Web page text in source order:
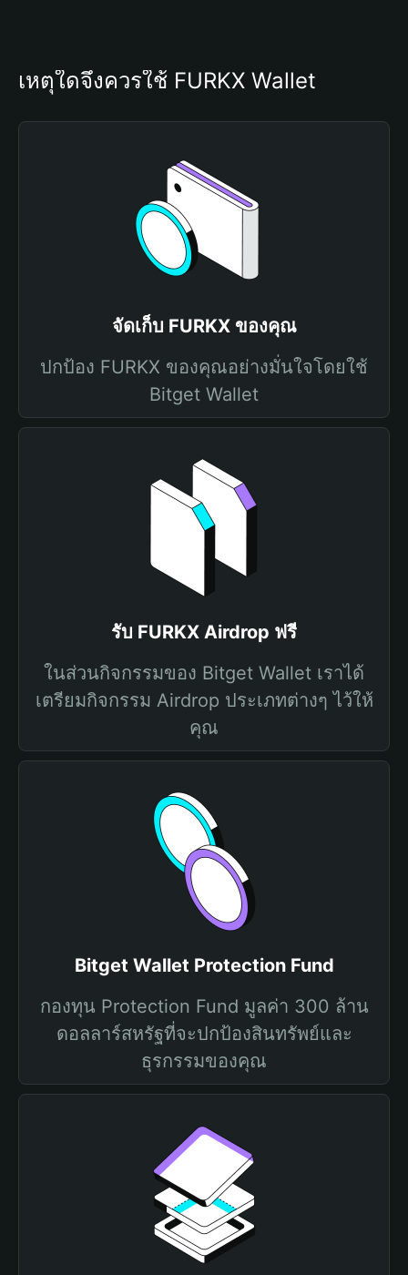
เหตุใดจึงควรใช้ FURKX Wallet
จัดเก็บ FURKX ของคุณ
ปกป้อง FURKX ของคุณอย่างมั่นใจโดยใช้
Bitget Wallet
รับ FURKX Airdrop ฟรี
ในส่วนกิจกรรมของ Bitget Wallet เราได้
เตรียมกิจกรรม Airdrop ประเภทต่างๆ ไว้ให้
คุณ
Bitget Wallet Protection Fund
กองทุน Protection Fund มูลค่า 300 ล้าน
ดอลลาร์สหรัฐที่จะปกป้องสินทรัพย์และ
ธุรกรรมของคุณ